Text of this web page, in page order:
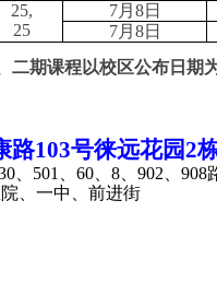
25, 7月 8日
25 7月 8日
二期课程以校区公布日期为
路103号徕远花园2
501 60 8 902 908
、一中、前进街